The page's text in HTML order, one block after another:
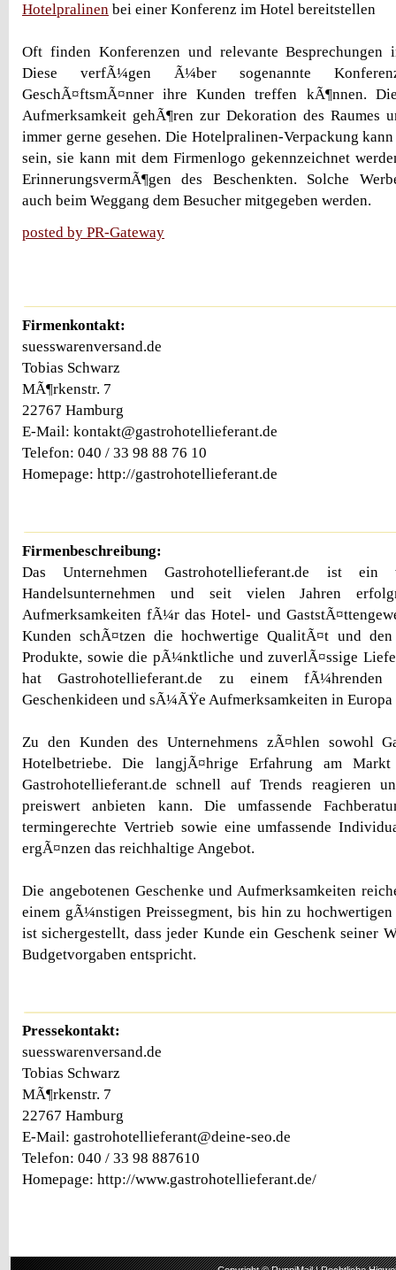
Hotelpralinen bei einer Konferenz im Hotel bereitstellen
Oft finden Konferenzen und relevante Besprechungen
Diese verfÃ¼gen Ã¼ber sogenannte
GeschÃ¤ftsmÃ¤nner ihre Kunden treffen kÃ¶nnen.
Aufmerksamkeit gehÃ¶ren zur Dekoration des Raumes
immer gerne gesehen. Die Hotelpralinen-Verpackung
sein, sie kann mit dem Firmenlogo gekennzeichnet
ErinnerungsvermÃ¶gen des Beschenkten. Solche
auch beim Weggang dem Besucher mitgegeben werden.
posted by PR-Gateway
Firmenkontakt:
suesswarenversand.de
Tobias Schwarz
MÃ¶rkenstr. 7
22767 Hamburg
E-Mail: kontakt@gastrohotellieferant.de
Telefon: 040 / 33 98 88 76 10
Homepage: http://gastrohotellieferant.de
Firmenbeschreibung:
Das Unternehmen Gastrohotellieferant.de ist ein
Handelsunternehmen und seit vielen Jahren
Aufmerksamkeiten fÃ¼r das Hotel- und
Kunden schÃ¤tzen die hochwertige QualitÃ¤t und
Produkte, sowie die pÃ¼nktliche und zuverlÃ¤ssige
hat Gastrohotellieferant.de zu einem fÃ¼hrenden
Geschenkideen und sÃ¼ÃŸe Aufmerksamkeiten in Europa
Zu den Kunden des Unternehmens zÃ¤hlen sowohl
Hotelbetriebe. Die langjÃ¤hrige Erfahrung am
Gastrohotellieferant.de schnell auf Trends reagieren
preiswert anbieten kann. Die umfassende
termingerechte Vertrieb sowie eine umfassende
ergÃ¤nzen das reichhaltige Angebot.
Die angebotenen Geschenke und Aufmerksamkeiten
einem gÃ¼nstigen Preissegment, bis hin zu
ist sichergestellt, dass jeder Kunde ein Geschenk seiner
Budgetvorgaben entspricht.
Pressekontakt:
suesswarenversand.de
Tobias Schwarz
MÃ¶rkenstr. 7
22767 Hamburg
E-Mail: gastrohotellieferant@deine-seo.de
Telefon: 040 / 33 98 887610
Homepage: http://www.gastrohotellieferant.de/